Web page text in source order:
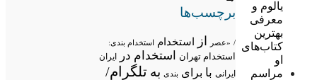
یالوم و
معرفی
بهترین
کتاب‌های
او
مراسم
برچسب‌ها
/ «عصر از استخدام استخدام بندی:
استخدام تهران استخدام در ایران
ایرانی با برای بندی به تلگرام/